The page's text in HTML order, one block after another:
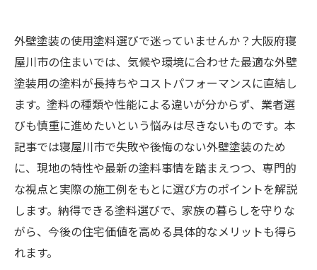
外壁塗装の使用塗料選びで迷っていませんか？大阪府寝
屋川市の住まいでは、気候や環境に合わせた最適な外壁
塗装用の塗料が長持ちやコストパフォーマンスに直結し
ます。塗料の種類や性能による違いが分からず、業者選
びも慎重に進めたいという悩みは尽きないものです。本
記事では寝屋川市で失敗や後悔のない外壁塗装のため
に、現地の特性や最新の塗料事情を踏まえつつ、専門的
な視点と実際の施工例をもとに選び方のポイントを解説
します。納得できる塗料選びで、家族の暮らしを守りな
がら、今後の住宅価値を高める具体的なメリットも得ら
れます。